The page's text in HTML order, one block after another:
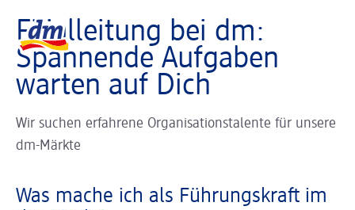
Filialleitung bei dm:
Spannende Aufgaben
warten auf Dich
Wir suchen erfahrene Organisationstalente für unsere
dm-Märkte
Was mache ich als Führungskraft im